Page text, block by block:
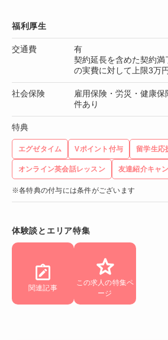
福利厚生
交通費
有
契約延長を含めた契約
の実費に対して上限3万
社会保険
雇用保険・労災・健康
件あり
特典
エグゼタイム Vポイント付与 留学生応
オンライン英会話レッスン 友達紹介キャ
※各特典の付与には条件がございます
体験談とエリア特集
関連記事
この求人の特集ペ
ージ